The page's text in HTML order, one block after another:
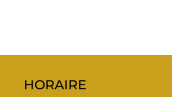
HORAIRE